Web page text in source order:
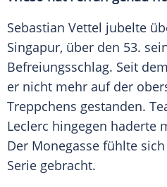
Sebastian Vettel jubelte
Singapur, über den 53.
Befreiungsschlag. Seit
er nicht mehr auf der
Treppchens gestanden.
Leclerc hingegen haderte
Der Monegasse fühlte
Serie gebracht.